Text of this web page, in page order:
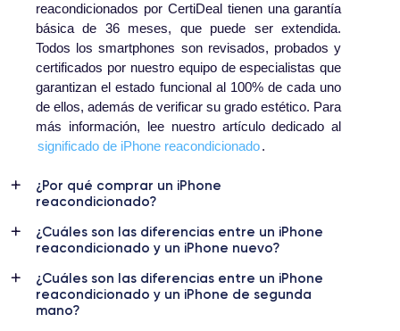
reacondicionados por CertiDeal tienen una garantía
básica de 36 meses, que puede ser extendida.
Todos los smartphones son revisados, probados y
certificados por nuestro equipo de especialistas que
garantizan el estado funcional al 100% de cada uno
de ellos, además de verificar su grado estético. Para
más información, lee nuestro artículo dedicado al
significado de iPhone reacondicionado.
¿Por qué comprar un iPhone
reacondicionado?
¿Cuáles son las diferencias entre un iPhone
reacondicionado y un iPhone nuevo?
¿Cuáles son las diferencias entre un iPhone
reacondicionado y un iPhone de segunda
mano?